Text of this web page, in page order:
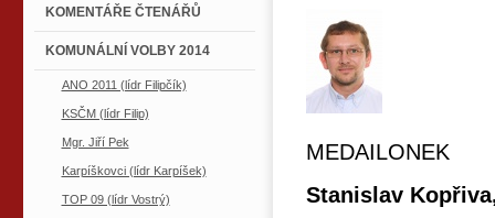
KOMENTÁŘE ČTENÁŘŮ
KOMUNÁLNÍ VOLBY 2014
ANO 2011 (lídr Filipčík)
KSČM (lídr Filip)
Mgr. Jiří Pek
Karpíškovci (lídr Karpíšek)
TOP 09 (lídr Vostrý)
MEDAILONEK
Stanislav